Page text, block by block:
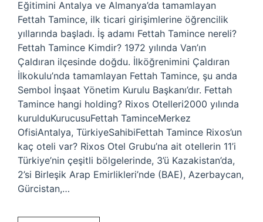
Eğitimini Antalya ve Almanya’da tamamlayan
Fettah Tamince, ilk ticari girişimlerine öğrencilik
yıllarında başladı. İş adamı Fettah Tamince nereli?
Fettah Tamince Kimdir? 1972 yılında Van’ın
Çaldıran ilçesinde doğdu. İlköğrenimini Çaldıran
İlkokulu’nda tamamlayan Fettah Tamince, şu anda
Sembol İnşaat Yönetim Kurulu Başkanı’dır. Fettah
Tamince hangi holding? Rixos Otelleri2000 yılında
kurulduKurucusuFettah TaminceMerkez
OfisiAntalya, TürkiyeSahibiFettah Tamince Rixos’un
kaç oteli var? Rixos Otel Grubu’na ait otellerin 11’i
Türkiye’nin çeşitli bölgelerinde, 3’ü Kazakistan’da,
2’si Birleşik Arap Emirlikleri’nde (BAE), Azerbaycan,
Gürcistan,…